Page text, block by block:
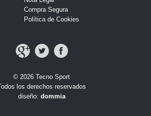
Compra Segura
Política de Cookies
© 2026 Tecno Sport
los derechos reservados
diseño: dommia